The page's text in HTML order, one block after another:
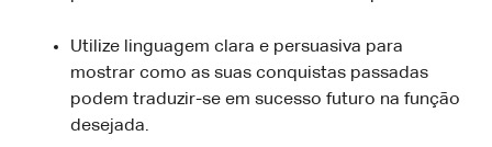
Utilize linguagem clara e persuasiva para
mostrar como as suas conquistas passadas
podem traduzir-se em sucesso futuro na função
desejada.